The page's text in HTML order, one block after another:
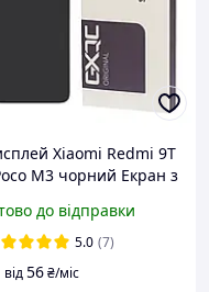
Xiaomi Redmi 9T
M3 чорний Екран з
PRC
до відправки
5.0 (7)
від56₴/міс